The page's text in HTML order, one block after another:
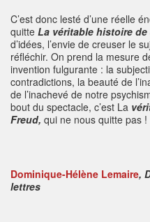
C’est donc lesté d’une réelle
quitte La véritable histoire
d’idées, l’envie de creuser le
réfléchir. On prend la mesure
invention fulgurante : la
contradictions, la beauté de
de l’inachevé de notre
bout du spectacle, c’est La
Freud, qui ne nous quitte pas !
Dominique-Hélène Lemaire,
lettres